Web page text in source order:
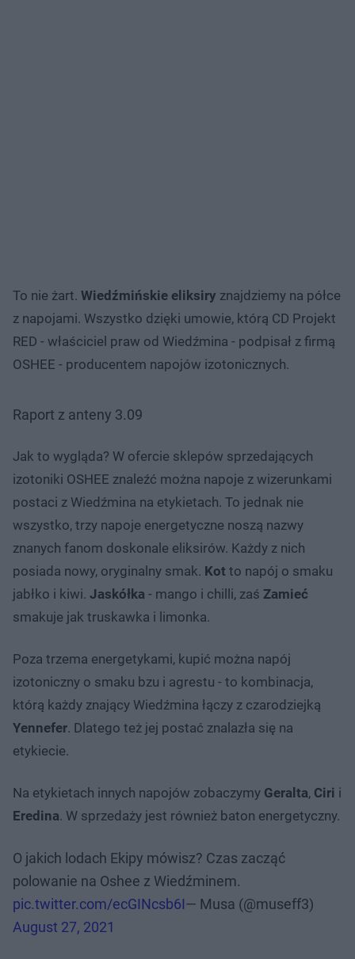
To nie żart. Wiedźmińskie eliksiry znajdziemy na półce
z napojami. Wszystko dzięki umowie, którą CD Projekt
RED - właściciel praw od Wiedźmina - podpisał z firmą
OSHEE - producentem napojów izotonicznych.
Raport z anteny 3.09
Jak to wygląda? W ofercie sklepów sprzedających
izotoniki OSHEE znaleźć można napoje z wizerunkami
postaci z Wiedźmina na etykietach. To jednak nie
wszystko, trzy napoje energetyczne noszą nazwy
znanych fanom doskonale eliksirów. Każdy z nich
posiada nowy, oryginalny smak. Kot to napój o smaku
jabłko i kiwi. Jaskółka - mango i chilli, zaś Zamieć
smakuje jak truskawka i limonka.
Poza trzema energetykami, kupić można napój
izotoniczny o smaku bzu i agrestu - to kombinacja,
którą każdy znający Wiedźmina łączy z czarodziejką
Yennefer. Dlatego też jej postać znalazła się na
etykiecie.
Na etykietach innych napojów zobaczymy Geralta, Ciri i
Eredina. W sprzedaży jest również baton energetyczny.
O jakich lodach Ekipy mówisz? Czas zacząć
polowanie na Oshee z Wiedźminem.
pic.twitter.com/ecGINcsb6I— Musa (@museff3)
August 27, 2021